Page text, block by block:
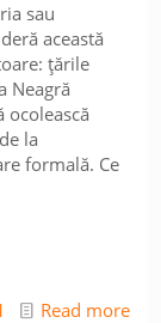
sau
această
țările
Neagră
ocolească
la
formală. Ce
Read more